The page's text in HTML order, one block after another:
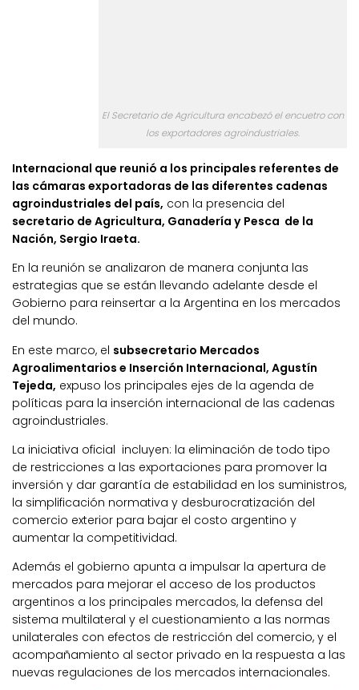
El Secretario de Agricultura encabezó el encuetro con
los exportadores agroindustriales.
Internacional que reunió a los principales referentes de
las cámaras exportadoras de las diferentes cadenas
agroindustriales del país, con la presencia del
secretario de Agricultura, Ganadería y Pesca de la
Nación, Sergio Iraeta.
En la reunión se analizaron de manera conjunta las
estrategias que se están llevando adelante desde el
Gobierno para reinsertar a la Argentina en los mercados
del mundo.
En este marco, el subsecretario Mercados
Agroalimentarios e Inserción Internacional, Agustín
Tejeda, expuso los principales ejes de la agenda de
políticas para la inserción internacional de las cadenas
agroindustriales.
La iniciativa oficial incluyen: la eliminación de todo tipo
de restricciones a las exportaciones para promover la
inversión y dar garantía de estabilidad en los suministros,
la simplificación normativa y desburocratización del
comercio exterior para bajar el costo argentino y
aumentar la competitividad.
Además el gobierno apunta a impulsar la apertura de
mercados para mejorar el acceso de los productos
argentinos a los principales mercados, la defensa del
sistema multilateral y el cuestionamiento a las normas
unilaterales con efectos de restricción del comercio, y el
acompañamiento al sector privado en la respuesta a las
nuevas regulaciones de los mercados internacionales.